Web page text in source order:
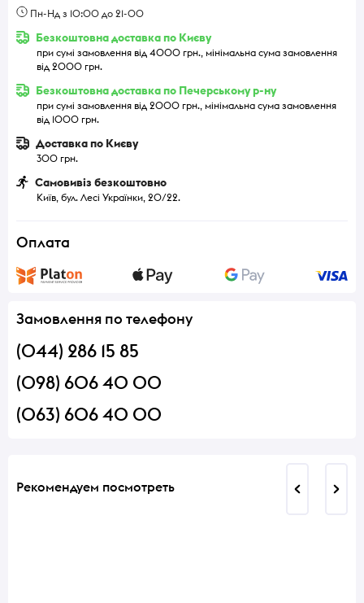
Пн-Нд з 10:00 до 21-00
Безкоштовна доставка по Києву
при сумі замовлення від 4000 грн., мінімальна сума замовлення
від 2000 грн.
Безкоштовна доставка по Печерському р-ну
при сумі замовлення від 2000 грн., мінімальна сума замовлення
від 1000 грн.
Доставка по Києву
300 грн.
Самовивіз безкоштовно
Київ, бул. Лесі Українки, 20/22.
Оплата
Замовлення по телефону
(044) 286 15 85
(098) 606 40 00
(063) 606 40 00
Рекомендуем посмотреть